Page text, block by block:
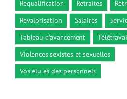
Requalification
Retraites
Revalorisation
Salaires
Tableau d'avancement
Violences sexistes et sexuelles
Vos élu·es des personnels